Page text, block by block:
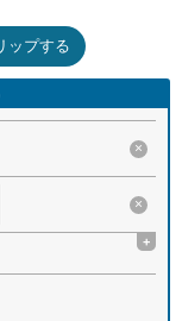
ップする
×
×
+